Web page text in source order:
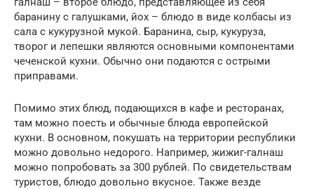
баранину с галушками, йох – блюдо в виде колбасы из
сала с кукурузной мукой. Баранина, сыр, кукуруза,
творог и лепешки являются основными компонентами
чеченской кухни. Обычно они подаются с острыми
приправами.
Помимо этих блюд, подающихся в кафе и ресторанах,
там можно поесть и обычные блюда европейской
кухни. В основном, покушать на территории республики
можно довольно недорого. Например, жижиг-галнаш
можно попробовать за 300 рублей. По свидетельствам
туристов, блюдо довольно вкусное. Также везде